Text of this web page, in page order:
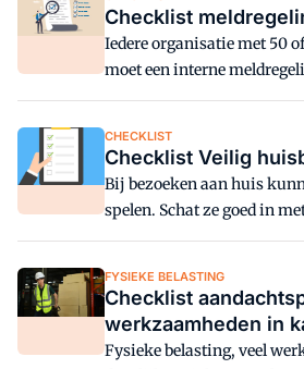
Checklist
Iedere organisatie met 50
moet een interne
staat onder andere de
werknemers veilig en
doen als dat nodig is. Neem
meldregeling van de
CHECKLIST
Checklist Veilig
Bij bezoeken aan huis
spelen. Schat ze goed in
huisbezoek en neem de
FYSIEKE BELASTING
Checklist
werkzaamheden in
Fysieke belasting, veel